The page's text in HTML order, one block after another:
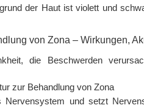
der Haut ist violett und
die Beschwerden
zur Behandlung von Zona
Nervensystem und setzt